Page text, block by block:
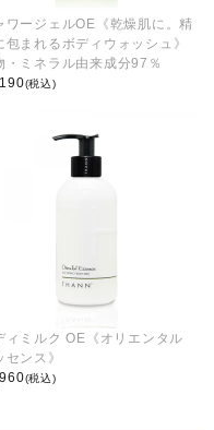
ワージェルOE《乾燥肌に。精
包まれるボディウォッシュ》
・ミネラル由来成分97％
(税込)
ィミルク OE《オリエンタル
センス》
(税込)